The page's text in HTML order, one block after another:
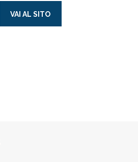
VAI AL SITO